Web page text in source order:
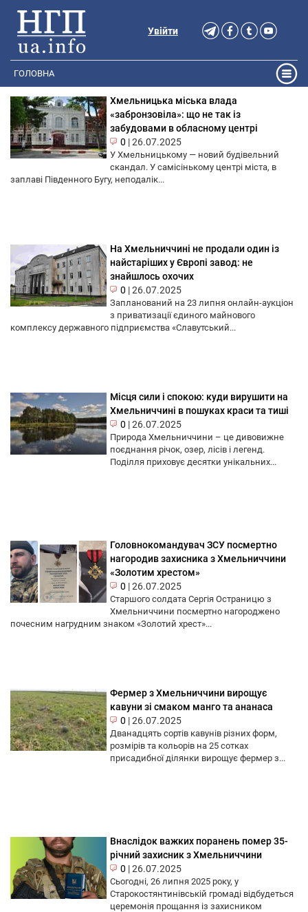
Увійти
ГОЛОВНА
Хмельницька міська влада
«забронзовіла»: що не так із
забудовами в обласному центрі
0 |26.07.2025
У Хмельницькому — новий будівельний
скандал. У самісінькому центрі міста, в
заплаві Південного Бугу, неподалік...
На Хмельниччині не продали один із
найстаріших у Європі завод: не
знайшлось охочих
0 |26.07.2025
Запланований на 23 липня онлайн-аукціон
з приватизації єдиного майнового
комплексу державного підприємства «Славутський...
Місця сили і спокою: куди вирушити на
Хмельниччині в пошуках краси та тиші
0 |26.07.2025
Природа Хмельниччини – це дивовижне
поєднання річок, озер, лісів і легенд.
Поділля приховує десятки унікальних...
Головнокомандувач ЗСУ посмертно
нагородив захисника з Хмельниччини
«Золотим хрестом»
0 |26.07.2025
Старшого солдата Сергія Остраницю з
Хмельниччини посмертно нагороджено
почесним нагрудним знаком «Золотий хрест»...
Фермер з Хмельниччини вирощує
кавуни зі смаком манго та ананаса
0 |26.07.2025
Дванадцять сортів кавунів різних форм,
розмірів та кольорів на 25 сотках
присадибної ділянки вирощує фермер з...
Внаслідок важких поранень помер 35-
річний захисник з Хмельниччини
0 |26.07.2025
Сьогодні, 26 липня 2025 року, у
Старокостянтинівській громаді відбудеться
церемонія прощання із захисником